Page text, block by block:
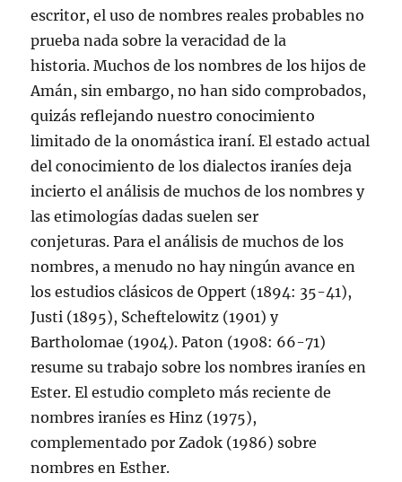
escritor, el uso de nombres reales probables no
prueba nada sobre la veracidad de la
historia. Muchos de los nombres de los hijos de
Amán, sin embargo, no han sido comprobados,
quizás reflejando nuestro conocimiento
limitado de la onomástica iraní. El estado actual
del conocimiento de los dialectos iraníes deja
incierto el análisis de muchos de los nombres y
las etimologías dadas suelen ser
conjeturas. Para el análisis de muchos de los
nombres, a menudo no hay ningún avance en
los estudios clásicos de Oppert (1894: 35-41),
Justi (1895), Scheftelowitz (1901) y
Bartholomae (1904). Paton (1908: 66-71)
resume su trabajo sobre los nombres iraníes en
Ester. El estudio completo más reciente de
nombres iraníes es Hinz (1975),
complementado por Zadok (1986) sobre
nombres en Esther.